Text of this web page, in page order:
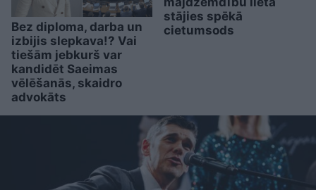
Bez diploma, darba un
izbijis slepkava!? Vai
tiešām jebkurš var
kandidēt Saeimas
vēlēšanās, skaidro
advokāts
stājies spēkā
cietumsods